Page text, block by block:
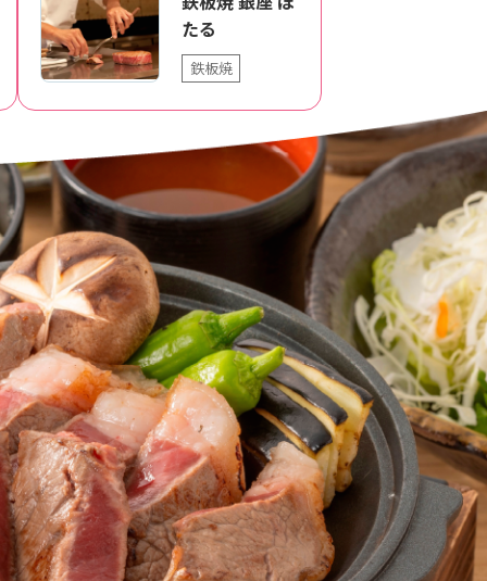
たる
鉄板焼